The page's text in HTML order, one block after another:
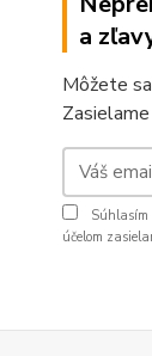
a
Môžete
Súhlasím
účelom